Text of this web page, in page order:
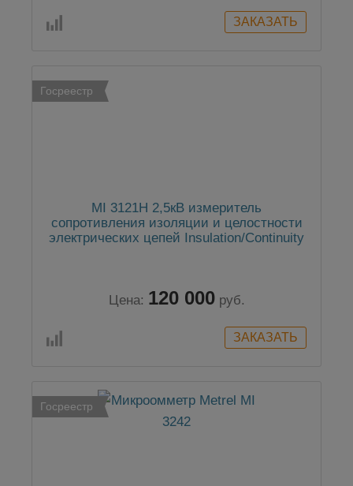
Госреестр
MI 3121H 2,5кВ измеритель
сопротивления изоляции и целостности
электрических цепей Insulation/Continuity
Цена: 120 000 руб.
Госреестр